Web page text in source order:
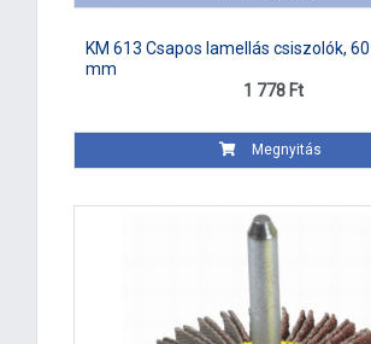
KM 613 Csapos lamellás csiszolók,
mm
1 778 Ft
Megnyitás